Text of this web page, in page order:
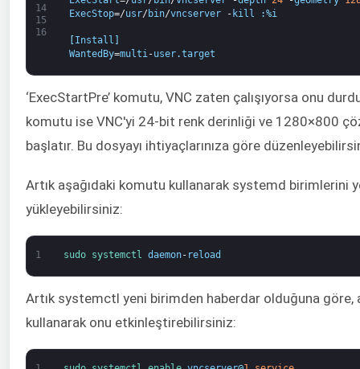
14
15
16
ExecStop=/usr/ bin/vncserver - kill :%i
Install
WantedBy=multi-user.target
‘ExecStartPre’ komutu, VNC zaten çalışıyorsa onu
komutu ise VNC'yi 24-bit renk derinliği ve 1280×800
başlatır. Bu dosyayı ihtiyaçlarınıza göre
Artık aşağıdaki komutu kullanarak systemd birimlerini
yükleyebilirsiniz:
1 sudo systemctl daemon- reload
Artık systemctl yeni birimden haberdar olduğuna göre,
kullanarak onu etkinleştirebilirsiniz: